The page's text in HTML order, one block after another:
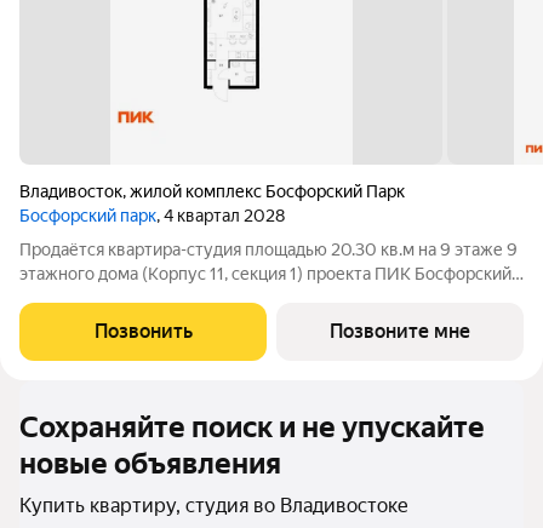
Владивосток,жилой комплекс Босфорский Парк
Босфорский парк, 4 квартал 2028
Продаётся квартира-студия площадью 20.30 кв.м на 9 этаже 9
этажного дома (Корпус 11, секция 1) проекта ПИК Босфорский
функциональная планировка, большие окна, с отделкой. Жилой
квартал «Босфорский
Позвонить Позвоните мне
Сохраняйте поиск и не упускайте
новые объявления
Купить квартиру, студия во Владивостоке